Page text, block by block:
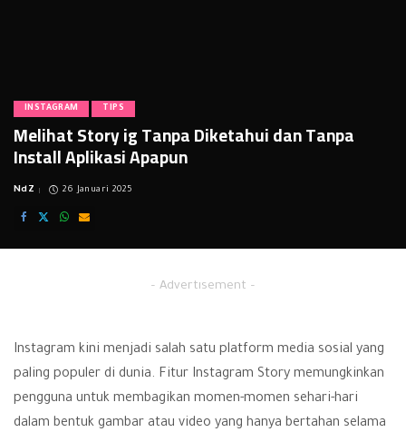
INSTAGRAM TIPS
Melihat Story ig Tanpa Diketahui dan Tanpa
Install Aplikasi Apapun
Posted
NdZ 26 Januari 2025
– Advertisement –
Instagram kini menjadi salah satu platform media sosial yang
paling populer di dunia. Fitur Instagram Story memungkinkan
pengguna untuk membagikan momen-momen sehari-hari
dalam bentuk gambar atau video yang hanya bertahan selama